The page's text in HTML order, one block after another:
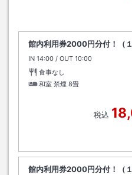
館内利用券2000円分付！（
IN チェックイン
14:00 / OUT チェックアウト
10:00
食事なし
和室 禁煙 8畳
税込
館内利用券2000円分付！（